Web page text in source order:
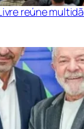
reúne